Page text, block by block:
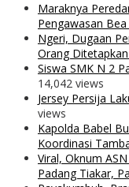
Maraknya
Pengawasan
Ngeri, Dugaan
Orang
Siswa SMK N 2
14,042 views
Jersey Persija
views
Kapolda Babel
Koordinasi
Viral, Oknum
Padang Tiakar,